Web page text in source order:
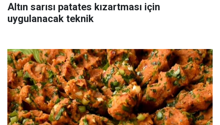
Altın sarısı patates kızartması için
uygulanacak teknik